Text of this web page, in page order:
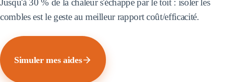
Jusqu'à 30 % de la chaleur s'échappe par le toit : isoler les
combles est le geste au meilleur rapport coût/efficacité.
Simuler mes aides